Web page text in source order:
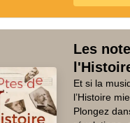
Les
Et si la
l’Histoire
Plongez